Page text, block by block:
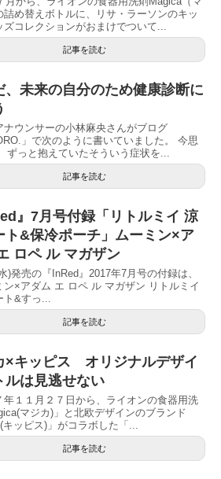
詰め替えボトルに、リサ・ラーソンのキッ
ズコレクションがおまけでついて...
記事を読む
、未来の自分のため健康診断に
ナウンサーの小林麻央さんがブログ
」で次のように書いていました。 今思
ずっと抱えていたそういう症状を...
記事を読む
』7月号付録「リトルミイ 涼
ト&保冷ポーチ」ムーミン×ア
ロペ ル マガザン
)発売の『InRed』2017年7月号の付録は、
ン×アダム エ ロペ ル マガザン リトルミイ
&すっ...
記事を読む
×キッピス オリジナルデザイ
ルは見逃せない
年１１月２７日から、ライオンの食器用洗
マジカ)」と北欧デザインのブランド
キッピス)」がコラボした「...
記事を読む